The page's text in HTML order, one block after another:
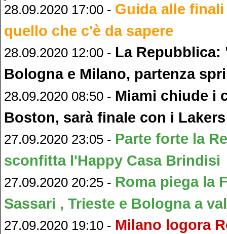
28.09.2020 17:00 - Guida alle
quello che c'è da sapere
28.09.2020 12:00 - La Repubblica:
Bologna e Milano, partenza
28.09.2020 08:50 - Miami chiude i
Boston, sarà finale con i Lakers
27.09.2020 23:05 - Parte forte la
sconfitta l'Happy Casa Brindisi
27.09.2020 20:25 - Roma piega la
Sassari , Trieste e Bologna a
27.09.2020 19:10 - Milano logora